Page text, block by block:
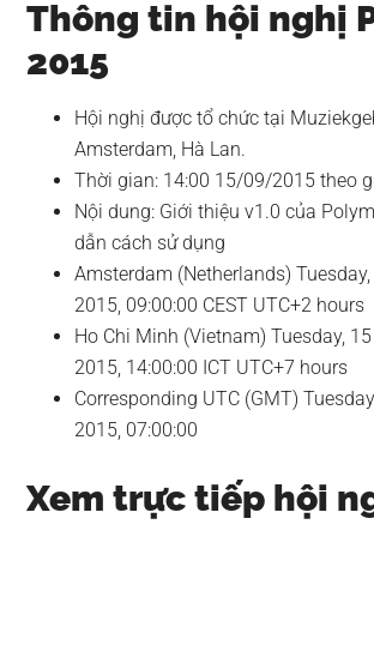
Thông tin hội nghị
2015
Hội nghị được tổ chức tại
Amsterdam, Hà Lan.
Thời gian: 14:00 15/09/2015 theo
Nội dung: Giới thiệu v1.0 của
dẫn cách sử dụng
Amsterdam (Netherlands)
2015, 09:00:00 CEST UTC+2 hours
Ho Chi Minh (Vietnam) Tuesday,
2015, 14:00:00 ICT UTC+7 hours
Corresponding UTC (GMT)
2015, 07:00:00
Xem trực tiếp hội